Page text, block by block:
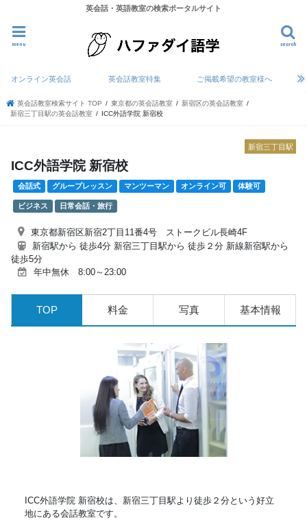
英会話・英語教室の検索ポータルサイト
search
menu
オンライン英会話 英会話教室特集 ご掲載希望の教室様へ
英会話教室検索サイト TOP 東京都の英会話教室
新宿区の英会話教室
新宿三丁目駅の英会話教室
ICC外語学院 新宿校
新宿三丁目駅
ICC外語学院 新宿校
会話式 グループレッスン マンツーマン オンライン可 体験可
ビジネス 日常会話・旅行
東京都新宿区新宿2丁目11番4号 ストークビル長崎4F
新宿駅から 徒歩4分 新宿三丁目駅から 徒歩２分 新線新宿駅から
徒歩5分
年中無休 8:00～23:00
TOP 料金 写真 基本情報
ICC外語学院 新宿校は、新宿三丁目駅より徒歩２分という好立
地にある会話教室です。